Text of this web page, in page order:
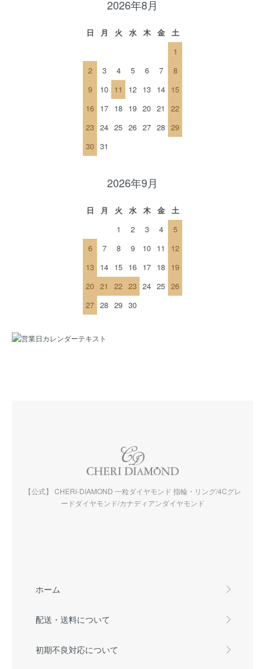
2026年8月
日 月 火 水 木 金
土
1
2
3 4 5 6 7
8
9
10 11 12 13 14 15
16 17 18 19 20 21
22
23 24 25 26 27 28 29
30 31
2026年9月
日 月 火 水 木 金
土
1
2 3 4
5
6
7 8 9 10 11
12
13 14 15 16 17 18 19
20 21 22 23 24 25 26
27 28 29 30
【公式】 CHERI-DIAMOND 一粒ダイヤモンド 指輪・リング/4Cグレ
ードダイヤモンド/カナディアンダイヤモンド
ホーム
配送・送料について
初期不良対応について